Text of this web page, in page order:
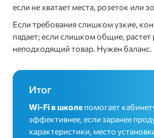
если не хватает места, розеток или
Если требования слишком узкие,
падает; если слишком общие, растет
неподходящий товар. Нужен баланс.
Итог
Wi-Fi в школе помогает
эффективнее, если заранее
характеристики, место